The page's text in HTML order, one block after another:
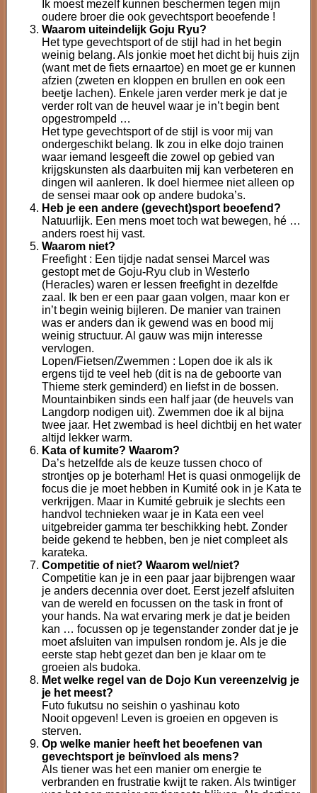
Ik moest mezelf kunnen beschermen tegen mijn
oudere broer die ook gevechtsport beoefende !
Waarom uiteindelijk Goju Ryu?
Het type gevechtsport of de stijl had in het begin
weinig belang. Als jonkie moet het dicht bij huis zijn
(want met de fiets ernaartoe) en moet ge er kunnen
afzien (zweten en kloppen en brullen en ook een
beetje lachen). Enkele jaren verder merk je dat je
verder rolt van de heuvel waar je in’t begin bent
opgestrompeld …
Het type gevechtsport of de stijl is voor mij van
ondergeschikt belang. Ik zou in elke dojo trainen
waar iemand lesgeeft die zowel op gebied van
krijgskunsten als daarbuiten mij kan verbeteren en
dingen wil aanleren. Ik doel hiermee niet alleen op
de sensei maar ook op andere budoka’s.
Heb je een andere (gevecht)sport beoefend?
Natuurlijk. Een mens moet toch wat bewegen, hé …
anders roest hij vast.
Waarom niet?
Freefight : Een tijdje nadat sensei Marcel was
gestopt met de Goju-Ryu club in Westerlo
(Heracles) waren er lessen freefight in dezelfde
zaal. Ik ben er een paar gaan volgen, maar kon er
in’t begin weinig bijleren. De manier van trainen
was er anders dan ik gewend was en bood mij
weinig structuur. Al gauw was mijn interesse
vervlogen.
Lopen/Fietsen/Zwemmen : Lopen doe ik als ik
ergens tijd te veel heb (dit is na de geboorte van
Thieme sterk geminderd) en liefst in de bossen.
Mountainbiken sinds een half jaar (de heuvels van
Langdorp nodigen uit). Zwemmen doe ik al bijna
twee jaar. Het zwembad is heel dichtbij en het water
altijd lekker warm.
Kata of kumite? Waarom?
Da’s hetzelfde als de keuze tussen choco of
strontjes op je boterham! Het is quasi onmogelijk de
focus die je moet hebben in Kumité ook in je Kata te
verkrijgen. Maar in Kumité gebruik je slechts een
handvol technieken waar je in Kata een veel
uitgebreider gamma ter beschikking hebt. Zonder
beide gekend te hebben, ben je niet compleet als
karateka.
Competitie of niet? Waarom wel/niet?
Competitie kan je in een paar jaar bijbrengen waar
je anders decennia over doet. Eerst jezelf afsluiten
van de wereld en focussen on the task in front of
your hands. Na wat ervaring merk je dat je beiden
kan … focussen op je tegenstander zonder dat je je
moet afsluiten van impulsen rondom je. Als je die
eerste stap hebt gezet dan ben je klaar om te
groeien als budoka.
Met welke regel van de Dojo Kun vereenzelvig je
je het meest?
Futo fukutsu no seishin o yashinau koto
Nooit opgeven! Leven is groeien en opgeven is
sterven.
Op welke manier heeft het beoefenen van
gevechtsport je beïnvloed als mens?
Als tiener was het een manier om energie te
verbranden en frustratie kwijt te raken. Als twintiger